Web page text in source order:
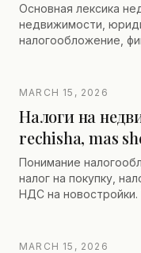
Наследники должны
доказательства
Основная лексика
недвижимости,
налогообложение,
MARCH 15, 2026
Налоги на
rechisha, mas
Понимание
налог на покупку,
НДС на новостройки.
MARCH 15, 2026